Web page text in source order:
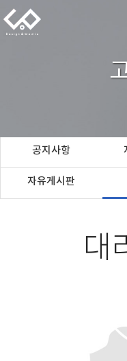
공지사항
자유게시판
대